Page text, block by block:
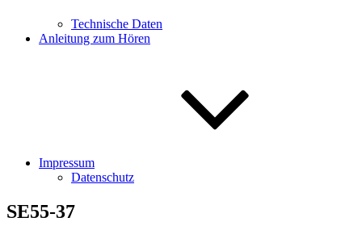
Technische Daten
Anleitung zum Hören
Impressum
Datenschutz
SE55-37